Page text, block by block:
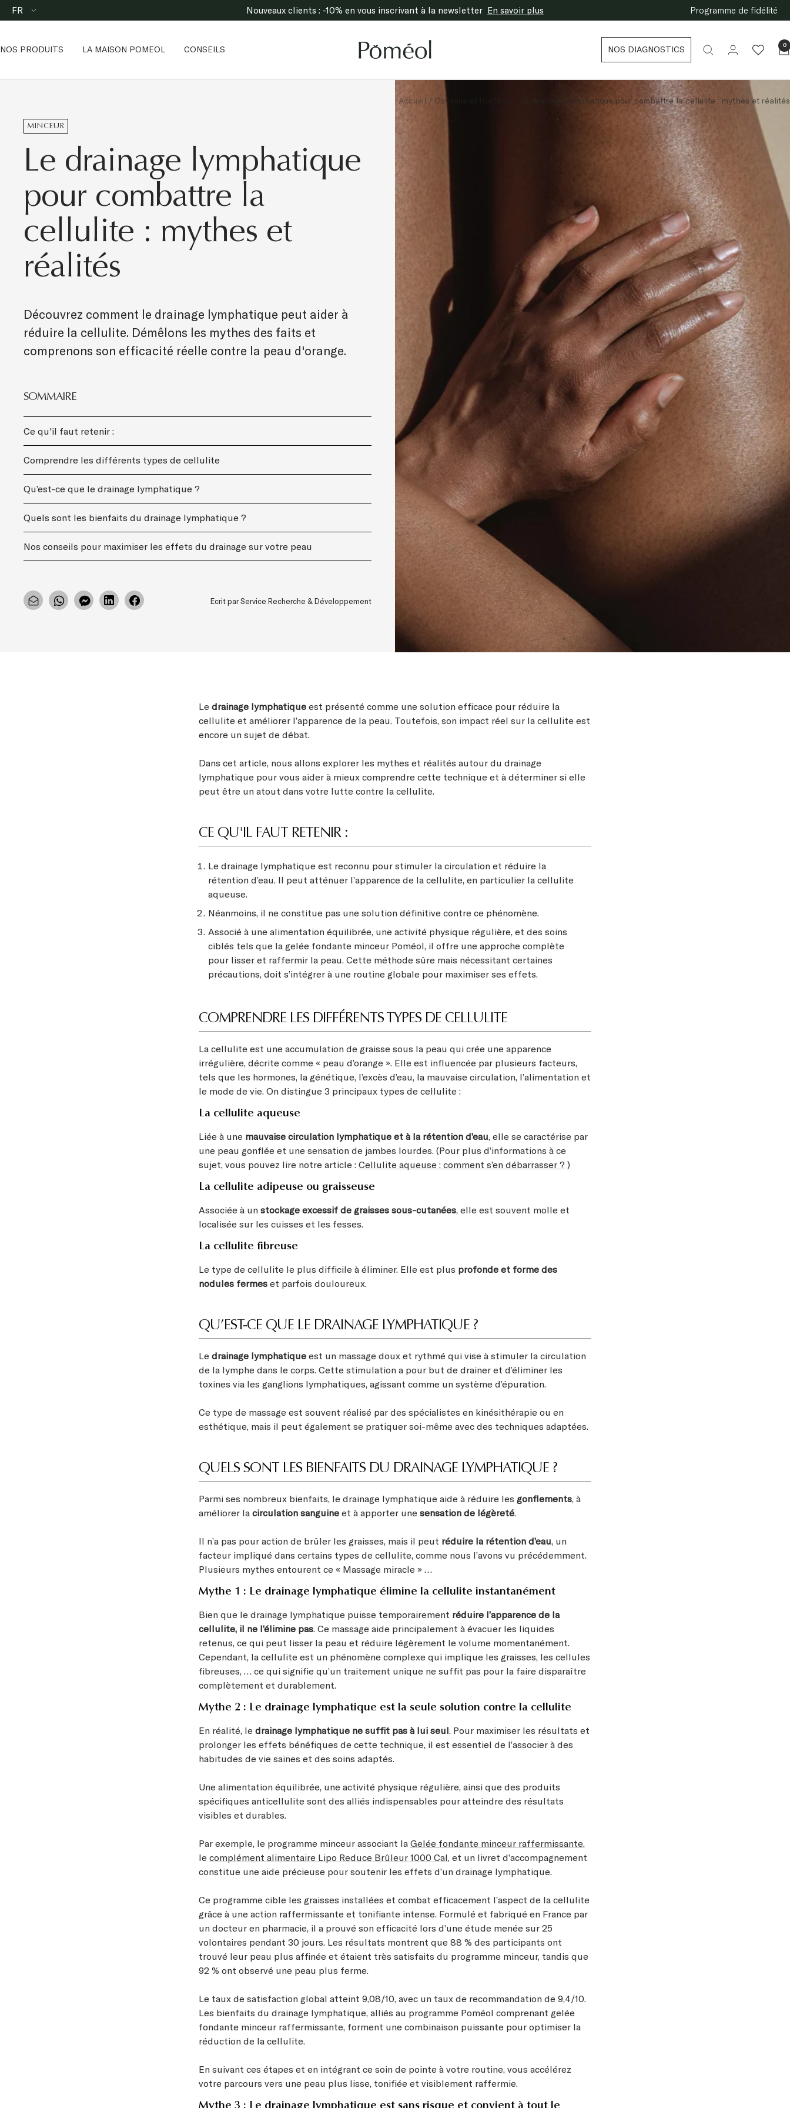
Passer
au
Langue
FR Nouveaux clients : -10% en vous inscrivant à la newsletter En savoir plus Programme de fidélité
NOS PRODUITS LA MAISON POMEOL CONSEILS
Poméol
NOS DIAGNOSTICS 0
Accueil Conseils et Routines Le drainage lymphatique pour combattre la cellulite : mythes et réalités
MINCEUR
Le drainage lymphatique
pour combattre la
cellulite : mythes et
réalités
Découvrez comment le drainage lymphatique peut aider à
réduire la cellulite. Démêlons les mythes des faits et
comprenons son efficacité réelle contre la peau d'orange.
SOMMAIRE
Ce qu'il faut retenir :
Comprendre les différents types de cellulite
Qu’est-ce que le drainage lymphatique ?
Quels sont les bienfaits du drainage lymphatique ?
Nos conseils pour maximiser les effets du drainage sur votre peau
Ecrit par Service Recherche & Développement
Le drainage lymphatique est présenté comme une solution efficace pour réduire la
cellulite et améliorer l’apparence de la peau. Toutefois, son impact réel sur la cellulite est
encore un sujet de débat.
Dans cet article, nous allons explorer les mythes et réalités autour du drainage
lymphatique pour vous aider à mieux comprendre cette technique et à déterminer si elle
peut être un atout dans votre lutte contre la cellulite.
CE QU'IL FAUT RETENIR :
Le drainage lymphatique est reconnu pour stimuler la circulation et réduire la
rétention d’eau. Il peut atténuer l’apparence de la cellulite, en particulier la cellulite
aqueuse.
Néanmoins, il ne constitue pas une solution définitive contre ce phénomène.
Associé à une alimentation équilibrée, une activité physique régulière, et des soins
ciblés tels que la gelée fondante minceur Poméol, il offre une approche complète
pour lisser et raffermir la peau. Cette méthode sûre mais nécessitant certaines
précautions, doit s’intégrer à une routine globale pour maximiser ses effets.
COMPRENDRE LES DIFFÉRENTS TYPES DE CELLULITE
La cellulite est une accumulation de graisse sous la peau qui crée une apparence
irrégulière, décrite comme « peau d’orange ». Elle est influencée par plusieurs facteurs,
tels que les hormones, la génétique, l’excès d’eau, la mauvaise circulation, l’alimentation et
le mode de vie. On distingue 3 principaux types de cellulite :
La cellulite aqueuse
Liée à une mauvaise circulation lymphatique et à la rétention d’eau, elle se caractérise par
une peau gonflée et une sensation de jambes lourdes. (Pour plus d’informations à ce
sujet, vous pouvez lire notre article : Cellulite aqueuse : comment s’en débarrasser ? )
La cellulite adipeuse ou graisseuse
Associée à un stockage excessif de graisses sous-cutanées, elle est souvent molle et
localisée sur les cuisses et les fesses.
La cellulite fibreuse
Le type de cellulite le plus difficile à éliminer. Elle est plus profonde et forme des
nodules fermes et parfois douloureux.
QU’EST-CE QUE LE DRAINAGE LYMPHATIQUE ?
Le drainage lymphatique est un massage doux et rythmé qui vise à stimuler la circulation
de la lymphe dans le corps. Cette stimulation a pour but de drainer et d’éliminer les
toxines via les ganglions lymphatiques, agissant comme un système d’épuration.
Ce type de massage est souvent réalisé par des spécialistes en kinésithérapie ou en
esthétique, mais il peut également se pratiquer soi-même avec des techniques adaptées.
QUELS SONT LES BIENFAITS DU DRAINAGE LYMPHATIQUE ?
Parmi ses nombreux bienfaits, le drainage lymphatique aide à réduire les gonflements, à
améliorer la circulation sanguine et à apporter une sensation de légèreté.
Il n’a pas pour action de brûler les graisses, mais il peut réduire la rétention d’eau, un
facteur impliqué dans certains types de cellulite, comme nous l’avons vu précédemment.
Plusieurs mythes entourent ce « Massage miracle » …
Mythe 1 : Le drainage lymphatique élimine la cellulite instantanément
Bien que le drainage lymphatique puisse temporairement réduire l’apparence de la
cellulite, il ne l’élimine pas. Ce massage aide principalement à évacuer les liquides
retenus, ce qui peut lisser la peau et réduire légèrement le volume momentanément.
Cependant, la cellulite est un phénomène complexe qui implique les graisses, les cellules
fibreuses, … ce qui signifie qu’un traitement unique ne suffit pas pour la faire disparaître
complètement et durablement.
Mythe 2 : Le drainage lymphatique est la seule solution contre la cellulite
En réalité, le drainage lymphatique ne suffit pas à lui seul. Pour maximiser les résultats et
prolonger les effets bénéfiques de cette technique, il est essentiel de l’associer à des
habitudes de vie saines et des soins adaptés.
Une alimentation équilibrée, une activité physique régulière, ainsi que des produits
spécifiques anticellulite sont des alliés indispensables pour atteindre des résultats
visibles et durables.
Par exemple, le programme minceur associant la Gelée fondante minceur raffermissante,
le complément alimentaire Lipo Reduce Brûleur 1000 Cal, et un livret d’accompagnement
constitue une aide précieuse pour soutenir les effets d’un drainage lymphatique.
Ce programme cible les graisses installées et combat efficacement l’aspect de la cellulite
grâce à une action raffermissante et tonifiante intense. Formulé et fabriqué en France par
un docteur en pharmacie, il a prouvé son efficacité lors d’une étude menée sur 25
volontaires pendant 30 jours. Les résultats montrent que 88 % des participants ont
trouvé leur peau plus affinée et étaient très satisfaits du programme minceur, tandis que
92 % ont observé une peau plus ferme.
Le taux de satisfaction global atteint 9,08/10, avec un taux de recommandation de 9,4/10.
Les bienfaits du drainage lymphatique, alliés au programme Poméol comprenant gelée
fondante minceur raffermissante, forment une combinaison puissante pour optimiser la
réduction de la cellulite.
En suivant ces étapes et en intégrant ce soin de pointe à votre routine, vous accélérez
votre parcours vers une peau plus lisse, tonifiée et visiblement raffermie.